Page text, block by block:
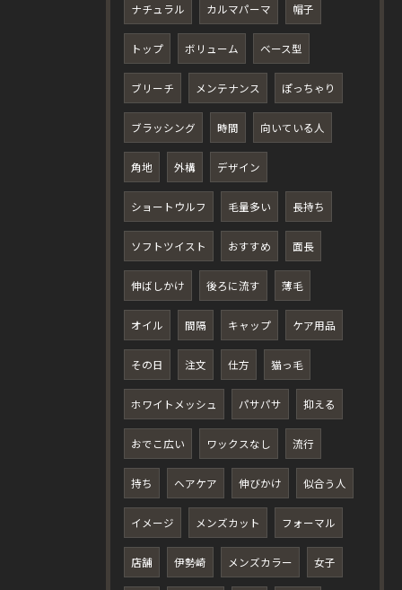
ナチュラル カルマパーマ 帽子
トップ ボリューム ベース型
ブリーチ メンテナンス ぽっちゃり
ブラッシング 時間 向いている人
角地 外構 デザイン
ショートウルフ 毛量多い 長持ち
ソフトツイスト おすすめ 面長
伸ばしかけ 後ろに流す 薄毛
オイル 間隔 キャップ ケア用品
その日 注文 仕方 猫っ毛
ホワイトメッシュ パサパサ 抑える
おでこ広い ワックスなし 流行
持ち ヘアケア 伸びかけ 似合う人
イメージ メンズカット フォーマル
店舗 伊勢崎 メンズカラー 女子